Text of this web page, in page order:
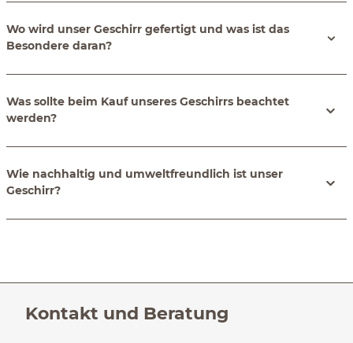
Wo wird unser Geschirr gefertigt und was ist das
Besondere daran?
Was sollte beim Kauf unseres Geschirrs beachtet
werden?
Wie nachhaltig und umweltfreundlich ist unser
Geschirr?
Kontakt und Beratung